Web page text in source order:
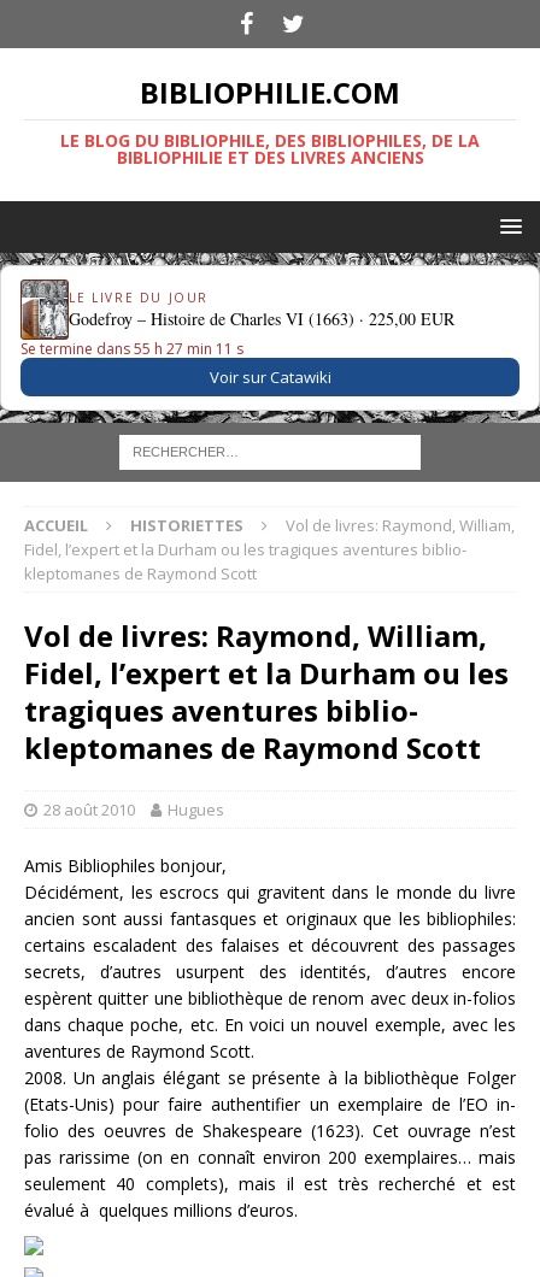
BIBLIOPHILIE.COM
LE BLOG DU BIBLIOPHILE, DES BIBLIOPHILES, DE LA
BIBLIOPHILIE ET DES LIVRES ANCIENS
LE LIVRE DU JOUR
Godefroy – Histoire de Charles VI (1663) ·225,00 EUR
Se termine dans 55 h 27 min 10 s
Voir sur Catawiki
ACCUEIL HISTORIETTES
Vol de livres: Raymond, William,
Fidel, l’expert et la Durham ou les tragiques aventures biblio-
kleptomanes de Raymond Scott
Vol de livres: Raymond, William,
Fidel, l’expert et la Durham ou les
tragiques aventures biblio-
kleptomanes de Raymond Scott
28 août 2010 Hugues
Amis Bibliophiles bonjour,
Décidément, les escrocs qui gravitent dans le monde du livre
ancien sont aussi fantasques et originaux que les bibliophiles:
certains escaladent des falaises et découvrent des passages
secrets, d’autres usurpent des identités, d’autres encore
espèrent quitter une bibliothèque de renom avec deux in-folios
dans chaque poche, etc. En voici un nouvel exemple, avec les
aventures de Raymond Scott.
2008. Un anglais élégant se présente à la bibliothèque Folger
(Etats-Unis) pour faire authentifier un exemplaire de l’EO in-
folio des oeuvres de Shakespeare (1623). Cet ouvrage n’est
pas rarissime (on en connaît environ 200 exemplaires… mais
seulement 40 complets), mais il est très recherché et est
évalué à quelques millions d’euros.